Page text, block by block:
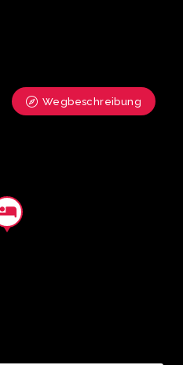
Wegbeschreibung